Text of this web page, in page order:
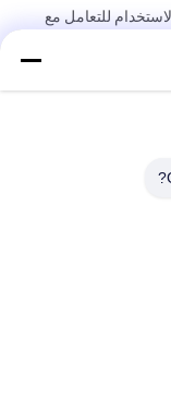
للتعامل مع
للمواد الحبيبية في
بأمان